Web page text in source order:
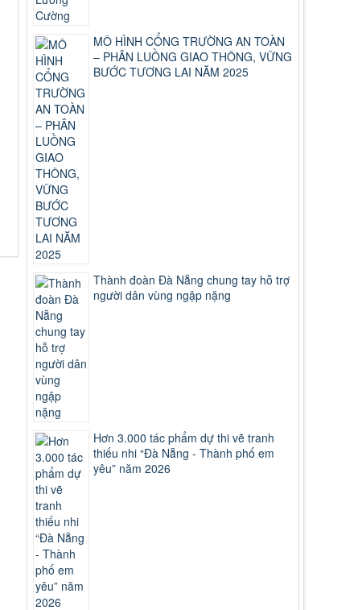
MÔ HÌNH CỔNG TRƯỜNG AN TOÀN
– PHÂN LUỒNG GIAO THÔNG, VỮNG
BƯỚC TƯƠNG LAI NĂM 2025
Thành đoàn Đà Nẵng chung tay hỗ trợ
người dân vùng ngập nặng
Hơn 3.000 tác phẩm dự thi vẽ tranh
thiếu nhi “Đà Nẵng - Thành phố em
yêu” năm 2026